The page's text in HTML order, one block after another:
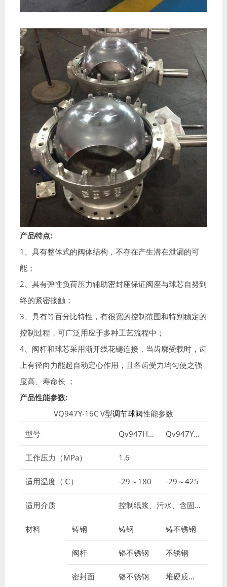
产品特点:
1、具有整体式的阀体结构，不存在产生潜在泄漏的可
能；
2、具有弹性负荷压力辅助密封座保证阀座与球芯自努到
终的紧密接触；
3、具有等百分比特性，有很宽的控制范围和特别稳定的
控制过程，可广泛用应于多种工艺流程中；
4、阀杆和球芯采用渐开线花键连接，当齿廓受载时，齿
上有径向力能起自动定心作用，且各齿受力均匀使之强
度高、寿命长 ；
产品性能参数:
VQ947Y-16C V型调节球阀性能参数
型号
Qv947H-16C Qv947Y-16P
工作压力（MPa） 1.6
适用温度（℃） -29～180 -29～425
适用介质 控制纸浆、污水、含固体和微小固体颗粒
材料 铸钢 铸钢 铸不锈钢
阀杆 铬不锈钢 不锈钢
密封面 铬不锈钢 堆硬质合金